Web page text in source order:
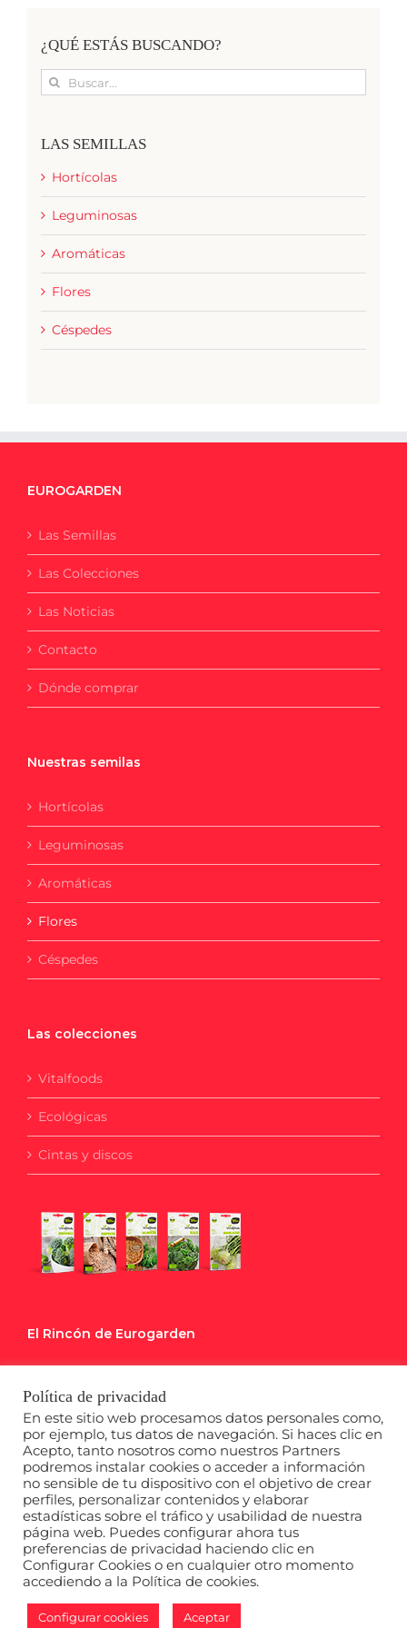
¿QUÉ ESTÁS BUSCANDO?
Buscar:
LAS SEMILLAS
Hortícolas
Leguminosas
Aromáticas
Flores
Céspedes
EUROGARDEN
Las Semillas
Las Colecciones
Las Noticias
Contacto
Dónde comprar
Nuestras semilas
Hortícolas
Leguminosas
Aromáticas
Flores
Céspedes
Las colecciones
Vitalfoods
Ecológicas
Cintas y discos
El Rincón de Eurogarden
Calendario de Siembra
Descargables
Copyright 2020 Semillas Euro Garden |Política de privacidad
Política de privacidad
En este sitio web procesamos datos personales como,
por ejemplo, tus datos de navegación. Si haces clic en
Acepto, tanto nosotros como nuestros Partners
podremos instalar cookies o acceder a información
no sensible de tu dispositivo con el objetivo de crear
perfiles, personalizar contenidos y elaborar
estadísticas sobre el tráfico y usabilidad de nuestra
página web. Puedes configurar ahora tus
preferencias de privacidad haciendo clic en
Configurar Cookies o en cualquier otro momento
accediendo a la Política de cookies.
Configurar cookies Aceptar